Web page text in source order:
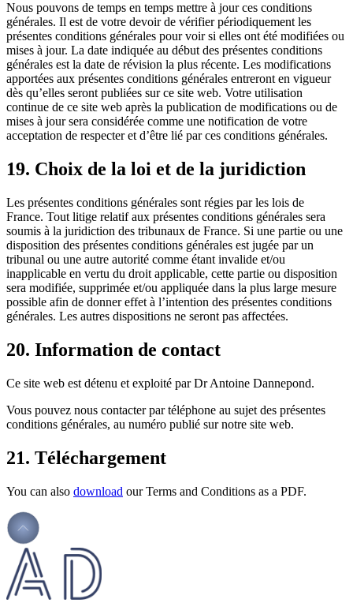
Nous pouvons de temps en temps mettre à jour ces conditions
générales. Il est de votre devoir de vérifier périodiquement les
présentes conditions générales pour voir si elles ont été modifiées ou
mises à jour. La date indiquée au début des présentes conditions
générales est la date de révision la plus récente. Les modifications
apportées aux présentes conditions générales entreront en vigueur
dès qu’elles seront publiées sur ce site web. Votre utilisation
continue de ce site web après la publication de modifications ou de
mises à jour sera considérée comme une notification de votre
acceptation de respecter et d’être lié par ces conditions générales.
19. Choix de la loi et de la juridiction
Les présentes conditions générales sont régies par les lois de
France. Tout litige relatif aux présentes conditions générales sera
soumis à la juridiction des tribunaux de France. Si une partie ou une
disposition des présentes conditions générales est jugée par un
tribunal ou une autre autorité comme étant invalide et/ou
inapplicable en vertu du droit applicable, cette partie ou disposition
sera modifiée, supprimée et/ou appliquée dans la plus large mesure
possible afin de donner effet à l’intention des présentes conditions
générales. Les autres dispositions ne seront pas affectées.
20. Information de contact
Ce site web est détenu et exploité par Dr Antoine Dannepond.
Vous pouvez nous contacter par téléphone au sujet des présentes
conditions générales, au numéro publié sur notre site web.
21. Téléchargement
You can also download our Terms and Conditions as a PDF.